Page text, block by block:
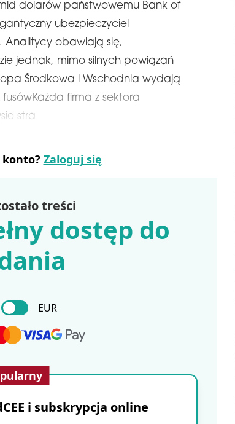
dolarów państwowemu Bank of
ubezpieczyciel
Analitycy obawiają się,
jednak, mimo silnych powiązań
Środkowa i Wschodnia wydają
firma z sektora
stra
konto? Zaloguj się
treści
dostęp do
EUR
i subskrypcja online